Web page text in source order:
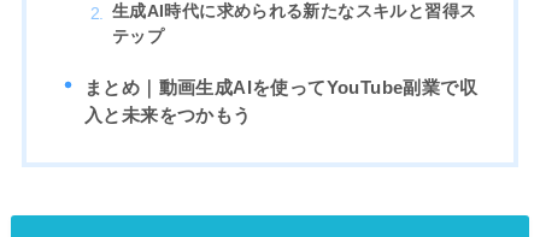
生成AI時代に求められる新たなスキルと習得ス
テップ
まとめ｜動画生成AIを使ってYouTube副業で収
入と未来をつかもう